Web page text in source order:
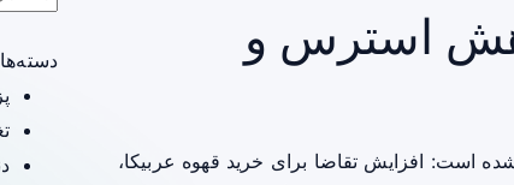
استرس و
است: افزایش تقاضا برای خرید قهوه عربیکا،